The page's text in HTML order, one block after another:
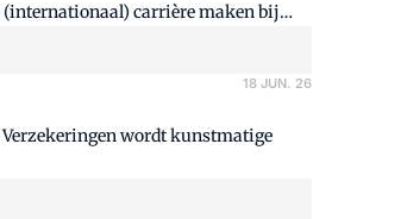
(internationaal) carrière maken bij
18 JUN. 26
wordt kunstmatige